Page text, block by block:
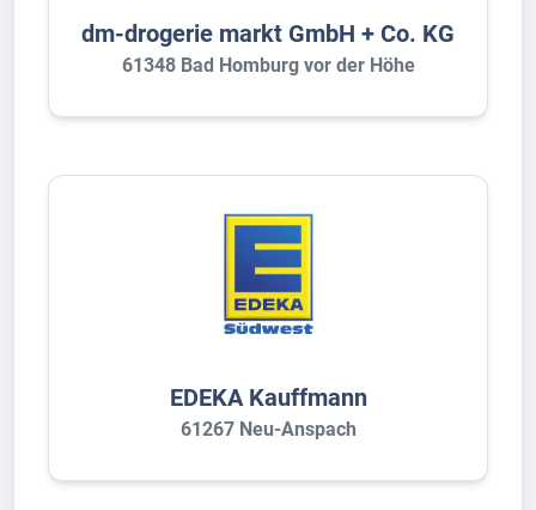
dm-drogerie markt GmbH + Co. KG
61348 Bad Homburg vor der Höhe
EDEKA Kauffmann
61267 Neu-Anspach